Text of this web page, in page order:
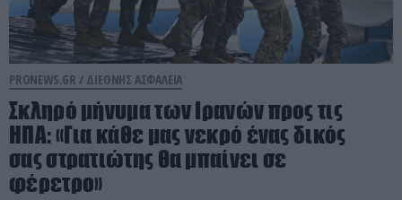
PRONEWS.GR / ΔΙΕΘΝΗΣ ΑΣΦΑΛΕΙΑ
Σκληρό μήνυμα των Ιρανών προς τις
ΗΠΑ: «Για κάθε μας νεκρό ένας δικός
σας στρατιώτης θα μπαίνει σε
φέρετρο»